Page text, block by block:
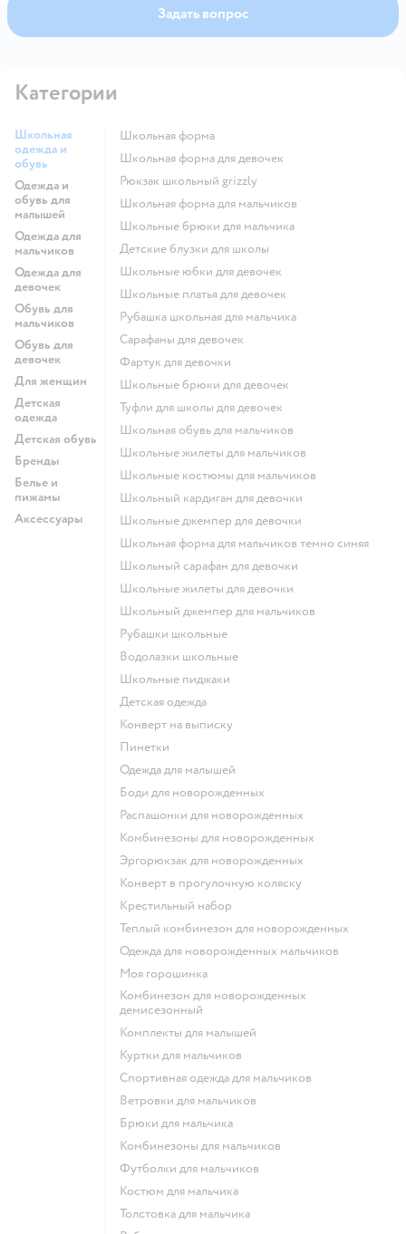
Задать вопрос
Категории
Школьная
одежда и
обувь
Одежда и
обувь для
малышей
Одежда для
мальчиков
Одежда для
девочек
Обувь для
мальчиков
Обувь для
девочек
Для женщин
Детская
одежда
Детская обувь
Бренды
Белье и
пижамы
Аксессуары
Школьная форма
Школьная форма для девочек
Рюкзак школьный grizzly
Школьная форма для мальчиков
Школьные брюки для мальчика
Детские блузки для школы
Школьные юбки для девочек
Школьные платья для девочек
Рубашка школьная для мальчика
Сарафаны для девочек
Фартук для девочки
Школьные брюки для девочек
Туфли для школы для девочек
Школьная обувь для мальчиков
Школьные жилеты для мальчиков
Школьные костюмы для мальчиков
Школьный кардиган для девочки
Школьные джемпер для девочки
Школьная форма для мальчиков темно синяя
Школьный сарафан для девочки
Школьные жилеты для девочки
Школьный джемпер для мальчиков
Рубашки школьные
Водолазки школьные
Школьные пиджаки
Детская одежда
Конверт на выписку
Пинетки
Одежда для малышей
Боди для новорожденных
Распашонки для новорожденных
Комбинезоны для новорожденных
Эргорюкзак для новорожденных
Конверт в прогулочную коляску
Крестильный набор
Теплый комбинезон для новорожденных
Одежда для новорожденных мальчиков
Моя горошинка
Комбинезон для новорожденных
демисезонный
Комплекты для малышей
Куртки для мальчиков
Спортивная одежда для мальчиков
Ветровки для мальчиков
Брюки для мальчика
Комбинезоны для мальчиков
Футболки для мальчиков
Костюм для мальчика
Толстовка для мальчика